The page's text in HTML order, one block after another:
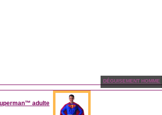
DÉGUISEMENT HOMME
adulte